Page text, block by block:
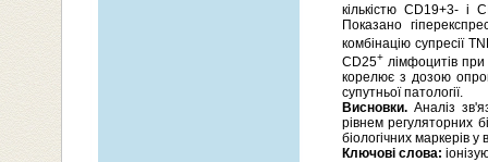
кількістю CD19+3- і
Показано
комбінацію супресії
CD25+ лімфоцитів
корелює з дозою
супутньої патології.
Висновки. Аналіз
рівнем регуляторних
біологічних маркерів
Ключові слова: